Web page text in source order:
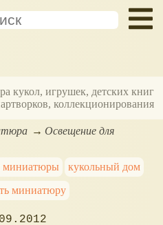
кукол, игрушек, детских книг
коллекционирования
Освещение для
миниатюры
кукольный дом
миниатюру